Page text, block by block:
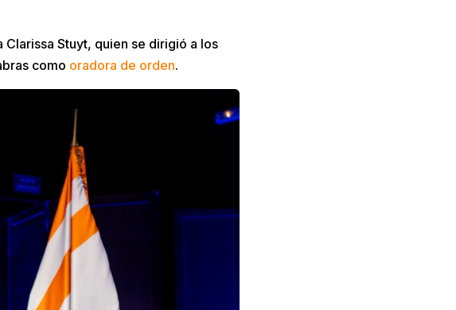
Stuyt, quien se dirigió a los
como oradora de orden.